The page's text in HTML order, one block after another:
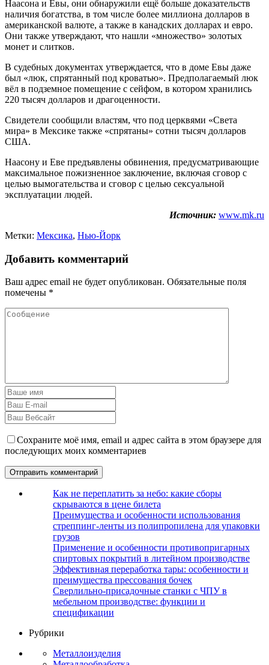
Наасона и Евы, они обнаружили ещё больше доказательств
наличия богатства, в том числе более миллиона долларов в
американской валюте, а также в канадских долларах и евро.
Они также утверждают, что нашли «множество» золотых
монет и слитков.
В судебных документах утверждается, что в доме Евы даже
был «люк, спрятанный под кроватью». Предполагаемый люк
вёл в подземное помещение с сейфом, в котором хранились
220 тысяч долларов и драгоценности.
Свидетели сообщили властям, что под церквями «Света
мира» в Мексике также «спрятаны» сотни тысяч долларов
США.
Наасону и Еве предъявлены обвинения, предусматривающие
максимальное пожизненное заключение, включая сговор с
целью вымогательства и сговор с целью сексуальной
эксплуатации людей.
Источник: www.mk.ru
Метки: Мексика, Нью-Йорк
Добавить комментарий
Ваш адрес email не будет опубликован. Обязательные поля
помечены *
Сохраните моё имя, email и адрес сайта в этом браузере для
последующих моих комментариев
Как не переплатить за небо: какие сборы
скрываются в цене билета
Преимущества и особенности использования
стреппинг-ленты из полипропилена для упаковки
грузов
Применение и особенности противопригарных
спиртовых покрытий в литейном производстве
Эффективная переработка тары: особенности и
преимущества прессования бочек
Сверлильно-присадочные станки с ЧПУ в
мебельном производстве: функции и
спецификации
Рубрики
Металлоизделия